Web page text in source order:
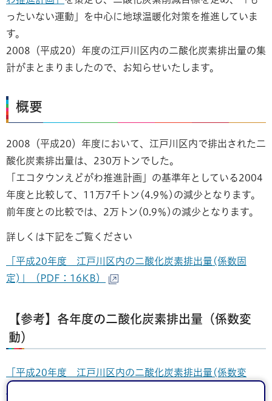
ったいない運動」を中心に地球温暖化対策を推進していま
す。
2008（平成20）年度の江戸川区内の二酸化炭素排出量の集
計がまとまりましたので、お知らせいたします。
概要
2008（平成20）年度において、江戸川区内で排出された二
酸化炭素排出量は、230万トンでした。
「エコタウンえどがわ推進計画」の基準年としている2004
年度と比較して、11万7千トン(4.9％)の減少となります。
前年度との比較では、2万トン(0.9％)の減少となります。
詳しくは下記をご覧ください
「平成20年度 江戸川区内の二酸化炭素排出量(係数固
定)」（PDF：16KB）
【参考】各年度の二酸化炭素排出量（係数変
動）
「平成20年度 江戸川区内の二酸化炭素排出量(係数変